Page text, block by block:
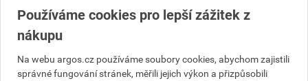
Výrobky značky:
Používáme cookies pro lepší zážitek z
nákupu
Na webu argos.cz používáme soubory cookies, abychom zajistili
správné fungování stránek, měřili jejich výkon a přizpůsobili